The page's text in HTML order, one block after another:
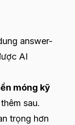
answer-
AI
móng kỹ
sau.
trọng hơn